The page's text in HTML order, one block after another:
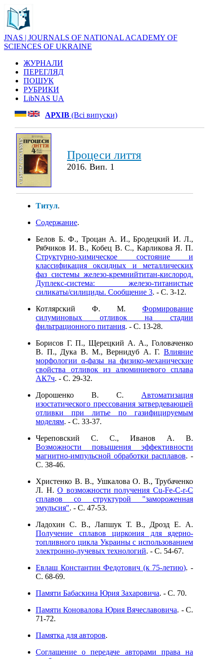
JNAS | JOURNALS OF NATIONAL ACADEMY OF
SCIENCES OF UKRAINE
ЖУРНАЛИ
ПЕРЕГЛЯД
ПОШУК
РУБРИКИ
LibNAS UA
АРХІВ (Всі випуски)
Процеси лиття
2016. Вип. 1
Титул.
Содержание.
Белов Б. Ф., Троцан А. И., Бродецкий И. Л.,
Рябчиков И. В., Кобец В. С., Карликова Я. П.
Структурно-химическое состояние и
классификация оксидных и металлических
фаз системы железо-кремнийтитан-кислород.
Дуплекс-система: железо-титанистые
силикаты/силициды. Сообщение 3. - C. 3-12.
Котлярский Ф. М. Формирование
силуминовых отливок на стадии
фильтрационного питания. - C. 13-28.
Борисов Г. П., Щерецкий А. А., Головаченко
В. П., Дука В. М., Вернидуб А. Г. Влияние
морфологии α-фазы на физико-механические
свойства отливок из алюминиевого сплава
АК7ч. - C. 29-32.
Дорошенко В. С. Автоматизация
изостатического прессования затвердевающей
отливки при литье по газифицируемым
моделям. - C. 33-37.
Череповский С. C., Иванов А. В.
Возможности повышения эффективности
магнитно-импульсной обработки расплавов. -
C. 38-46.
Христенко В. В., Ушкалова О. В., Трубаченко
Л. Н.О возможности получения Cu-Fe-C-r-C
сплавов со структурой "замороженная
эмульсия". - C. 47-53.
Ладохин С. В., Лапшук Т. В., Дрозд Е. А.
Получение сплавов циркония для ядерно-
топливного цикла Украины с использованием
электронно-лучевых технологий. - C. 54-67.
Евлаш Константин Федотович (к 75-летию). -
C. 68-69.
Памяти Бабаскина Юрия Захаровича. - C. 70.
Памяти Коновалова Юрия Вячеславовича. - C.
71-72.
Памятка для авторов.
Соглашение о передаче авторами права на